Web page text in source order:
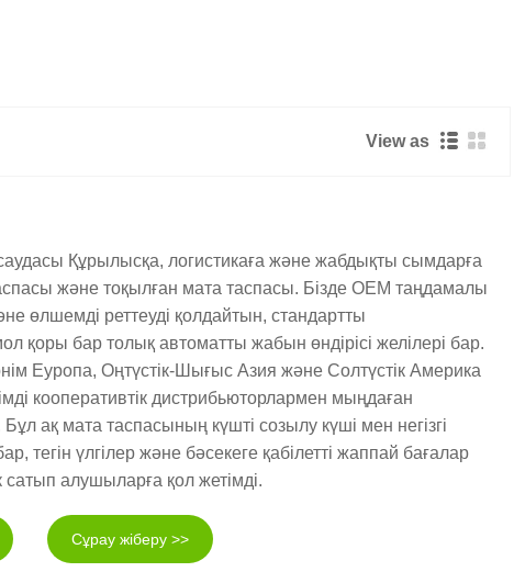
View as
Құрылысқа, логистикаға және жабдықты сымдарға
және тоқылған мата таспасы. Бізде OEM таңдамалы
өлшемді реттеуді қолдайтын, стандартты
қоры бар толық автоматты жабын өндірісі желілері бар.
Еуропа, Оңтүстік-Шығыс Азия және Солтүстік Америка
кооперативтік дистрибьюторлармен мыңдаған
Бұл ақ мата таспасының күшті созылу күші мен негізгі
тегін үлгілер және бәсекеге қабілетті жаппай бағалар
сатып алушыларға қол жетімді.
Сұрау жіберу >>